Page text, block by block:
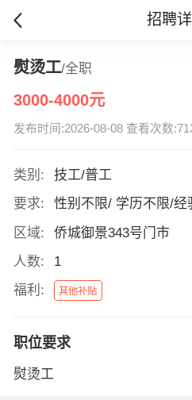
招聘
熨烫工/全职
3000-4000元
发布时间:2026-08-08 查看次数
类别:
技工/普工
要求:
性别不限/ 学历不限/经
区域:
侨城御景343号门市
人数:
1
福利:
其他补贴
职位要求
熨烫工